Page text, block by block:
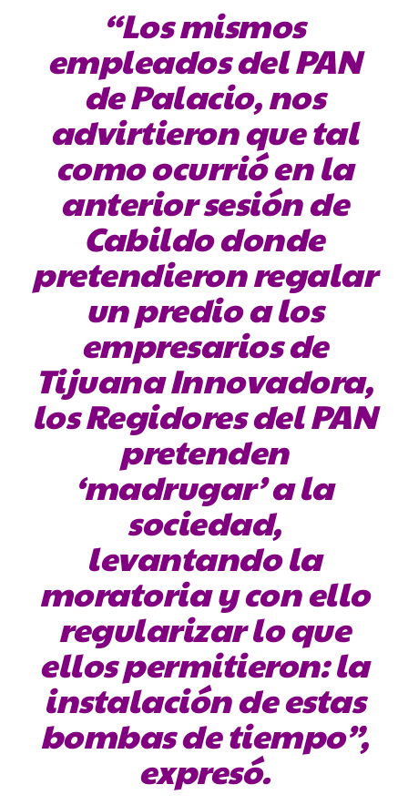
“Los mismos
empleados del PAN
de Palacio, nos
advirtieron que tal
como ocurrió en la
anterior sesión de
Cabildo donde
pretendieron regalar
un predio a los
empresarios de
Tijuana Innovadora,
los Regidores del PAN
pretenden
‘madrugar’ a la
sociedad,
levantando la
moratoria y con ello
regularizar lo que
ellos permitieron: la
instalación de estas
bombas de tiempo”,
expresó.